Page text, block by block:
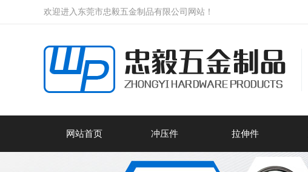
欢迎进入东莞市忠毅五金制品有限公司网站！
网站首页 冲压件 拉伸件